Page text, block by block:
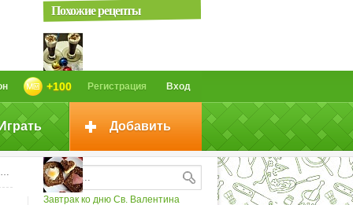
Вход
Регистрация
+100
Добавить
Похожие рецепты
пенкой
Печенье "Зерна Кофе"...
Завтрак ко дню Св. Валентина